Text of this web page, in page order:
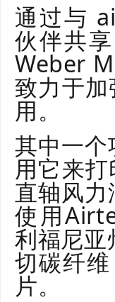
通过与
伙伴共
Weber
致力于
用。
其中一
用它来
直轴风
使用
利福尼
切碳纤
片。